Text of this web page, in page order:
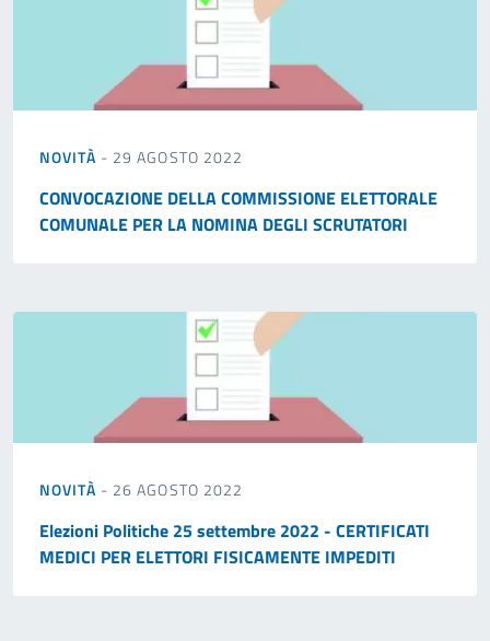
NOVITÀ - 29 AGOSTO 2022
CONVOCAZIONE DELLA COMMISSIONE ELETTORALE
COMUNALE PER LA NOMINA DEGLI SCRUTATORI
NOVITÀ - 26 AGOSTO 2022
Elezioni Politiche 25 settembre 2022 - CERTIFICATI
MEDICI PER ELETTORI FISICAMENTE IMPEDITI